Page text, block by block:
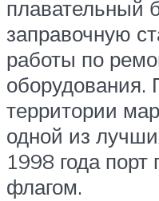
плавательный
заправочную
работы по
оборудования.
территории
одной из
1998 года
флагом.